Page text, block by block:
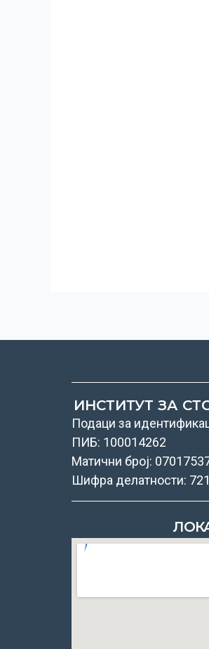
ИНСТИТУТ ЗА
Подаци за
ПИБ: 100014262
Матични број:
Шифра делатности: